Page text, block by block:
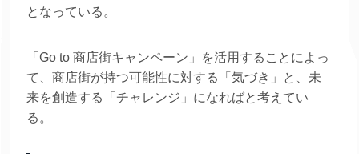
となっている。
「Go to 商店街キャンペーン」を活用することによっ
て、商店街が持つ可能性に対する「気づき」と、未
来を創造する「チャレンジ」になればと考えてい
る。